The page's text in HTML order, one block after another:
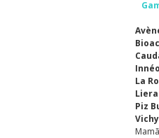
La
Piz
Vichy
Mamã